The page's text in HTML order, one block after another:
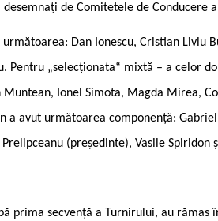
de Comitetele de Conducere
Dan Ionescu, Cristian Liviu
Pentru „selecționata“ mixtă – a celor
Ionel Simota, Magda Mirea,
a avut următoarea componență:
(președinte), Vasile Spiridon
prima secvență a Turnirului, au rămas